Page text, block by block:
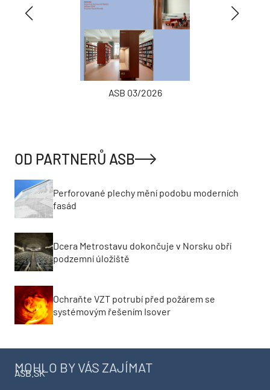
ASB 03/2026
OD PARTNERŮ ASB
Perforované plechy mění podobu moderních
fasád
Dcera Metrostavu dokončuje v Norsku obří
podzemní úložiště
Ochraňte VZT potrubí před požárem se
systémovým řešením Isover
MOHLO BY VÁS ZAJÍMAT
ASB.SK